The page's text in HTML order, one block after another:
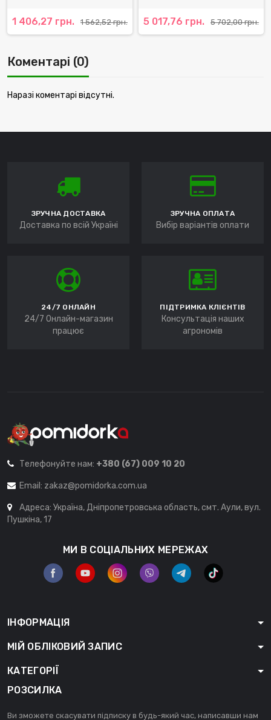
1 406,27 грн. 1 562,52 грн. 5 017,76 грн. 5 702,00 грн.
Коментарі (0)
Наразі коментарі відсутні.
ЗРУЧНА ДОСТАВКА
Доставка по всій Україні
ЗРУЧНА ОПЛАТА
Вибір варіантів оплати
24/7 ОНЛАЙН
24/7 Онлайн-магазин
працює
ПІДТРИМКА КЛІЄНТІВ
Консультація наших
агрономів
Телефонуйте нам: +380 (67) 009 10 20
Email: zakaz@pomidorka.com.ua
Адреса: Україна, Дніпропетровська область, смт. Аули, вул.
Пушкіна, 17
МИ В СОЦІАЛЬНИХ МЕРЕЖАХ
ІНФОРМАЦІЯ
МІЙ ОБЛІКОВИЙ ЗАПИС
КАТЕГОРІЇ
РОЗСИЛКА
Ви зможете скасувати підписку в будь-який час, написавши нам